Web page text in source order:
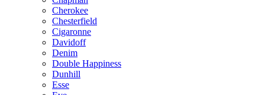
Cherokee
Chesterfield
Cigaronne
Davidoff
Denim
Double Happiness
Dunhill
Esse